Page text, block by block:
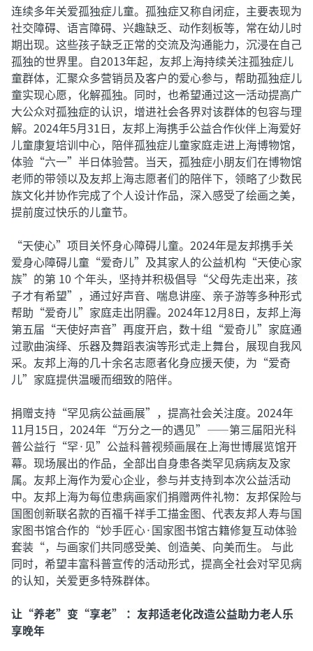
连续多年关爱孤独症儿童。孤独症又称自闭症，主要表现为
社交障碍、语言障碍、兴趣缺乏、动作刻板等，常在幼儿时
期出现。这些孩子缺乏正常的交流及沟通能力，沉浸在自己
孤独的世界里。自2013年起，友邦上海持续关注孤独症儿
童群体，汇聚众多营销员及客户的爱心参与，帮助孤独症儿
童实现心愿，化解孤独。同时，也希望通过这一活动提高广
大公众对孤独症的认识，增进社会各界对该群体的包容与理
解。2024年5月31日，友邦上海携手公益合作伙伴上海爱好
儿童康复培训中心，陪伴孤独症儿童家庭走进上海博物馆，
体验“六一”半日体验营。当天，孤独症小朋友们在博物馆
老师的带领以及友邦上海志愿者们的陪伴下，领略了少数民
族文化并协作完成了个人设计作品，深入感受了绘画之美，
提前度过快乐的儿童节。
“天使心”项目关怀身心障碍儿童。2024年是友邦携手关
爱身心障碍儿童“爱奇儿”及其家人的公益机构“天使心家
族”的第 10 个年头，坚持并积极倡导“父母先走出来，孩
子才有希望”，通过好声音、喘息讲座、亲子游等多种形式
帮助“爱奇儿”家庭走出阴霾。2024年12月8日，友邦上海
第五届“天使好声音”再度开启，数十组“爱奇儿”家庭通
过歌曲演绎、乐器及舞蹈表演等形式走上舞台，展现自我风
采。友邦上海的几十余名志愿者化身应援天使，为“爱奇
儿”家庭提供温暖而细致的陪伴。
捐赠支持“罕见病公益画展”，提高社会关注度。2024年
11月15日，2024年“万分之一的遇见”——第三届阳光科
普公益行“罕·见”公益科普视频画展在上海世博展览馆开
幕。现场展出的作品，全部出自身患各类罕见病病友及家
属。友邦上海作为爱心企业，参与并支持到本次公益活动
中。友邦上海为每位患病画家们捐赠两件礼物：友邦保险与
国图创新联名款的百福千祥手工描金图、代表友邦人寿与国
家图书馆合作的“妙手匠心·国家图书馆古籍修复互动体验
套装“，与画家们共同感受美、创造美、向美而生。 与此
同时，希望丰富科普宣传的活动形式，提高全社会对罕见病
的认知，关爱更多特殊群体。
让“养老”变“享老” ：友邦适老化改造公益助力老人乐
享晚年